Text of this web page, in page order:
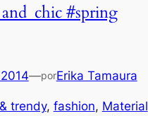
#spring
—porErika Tamaura
trendy, fashion, Material